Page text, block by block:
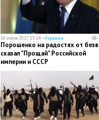
10 июня 2017, 13:24 —Украина
Порошенко на радостях от
сказал "Прощай" Российской
империи и СССР